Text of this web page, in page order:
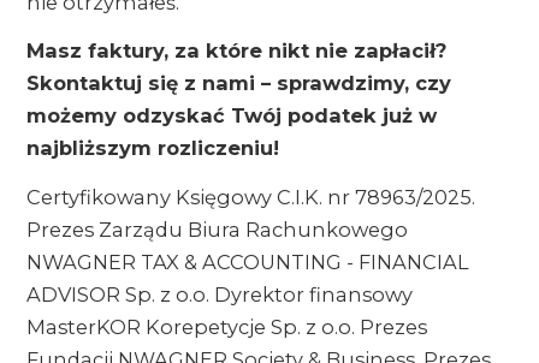
Masz faktury, za które nikt nie zapłacił?
Skontaktuj się z nami – sprawdzimy, czy
możemy odzyskać Twój podatek już w
najbliższym rozliczeniu!
Certyfikowany Księgowy C.I.K. nr 78963/2025.
Prezes Zarządu Biura Rachunkowego
NWAGNER TAX & ACCOUNTING - FINANCIAL
ADVISOR Sp. z o.o. Dyrektor finansowy
MasterKOR Korepetycje Sp. z o.o. Prezes